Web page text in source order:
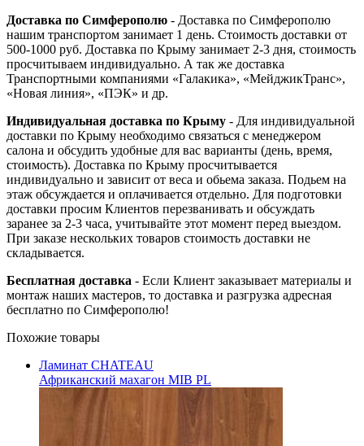
Доставка по Симферополю - Доставка по Симферополю
нашим транспортом занимает 1 день. Стоимость доставки от
500-1000 руб. Доставка по Крыму занимает 2-3 дня, стоимость
просчитываем индивидуально. А так же доставка
Транспортными компаниями «Галакика», «МейджикТранс»,
«Новая линия», «ПЭК» и др.
Индивидуальная доставка по Крыму - Для индивидуальной
доставки по Крыму необходимо связаться с менеджером
салона и обсудить удобные для вас варианты (день, время,
стоимость). Доставка по Крыму просчитывается
индивидуально и зависит от веса и обьема заказа. Подьем на
этаж обсуждается и оплачивается отдельно. Для подготовки
доставки просим Клиентов перезванивать и обсуждать
заранее за 2-3 часа, учитывайте этот момент перед выездом.
При заказе нескольких товаров стоимость доставки не
складывается.
Бесплатная доставка - Если Клиент заказывает материалы и
монтаж наших мастеров, то доставка и разгрузка адресная
бесплатно по Симферополю!
Похожие товары
Ламинат CHATEAU
Африканский махагон MIB PL